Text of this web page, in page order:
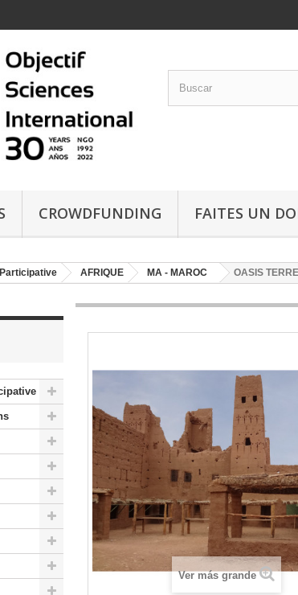
CROWDFUNDING FAITES UN
AFRIQUE MA - MAROC OASIS
Ver más grande